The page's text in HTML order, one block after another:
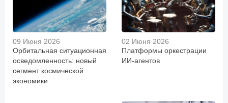
09 Июня 2026
Орбитальная ситуационная
осведомленность: новый
сегмент космической
экономики
02 Июня 2026
Платформы оркестрации
ИИ-агентов